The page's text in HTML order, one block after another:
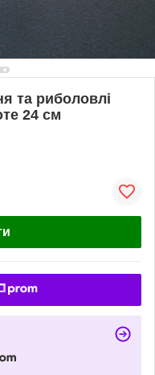
та риболовлі
24 см